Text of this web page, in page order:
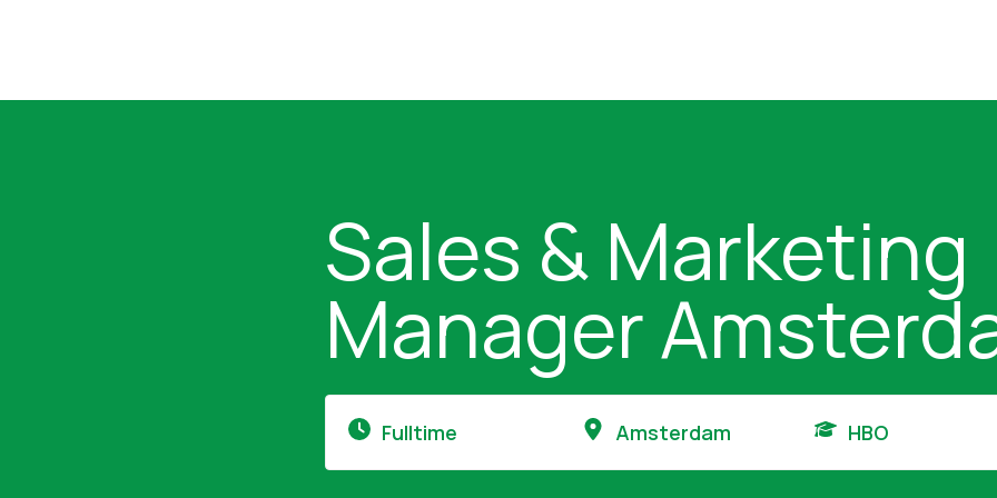
Sales & Marketing
Manager
Fulltime Amsterdam HBO